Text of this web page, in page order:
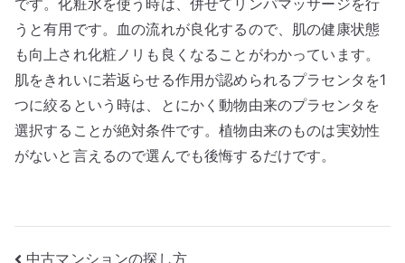
です。化粧水を使う時は、併せてリンパマッサージを行
うと有用です。血の流れが良化するので、肌の健康状態
も向上され化粧ノリも良くなることがわかっています。
肌をきれいに若返らせる作用が認められるプラセンタを1
つに絞るという時は、とにかく動物由来のプラセンタを
選択することが絶対条件です。植物由来のものは実効性
がないと言えるので選んでも後悔するだけです。
中古マンションの探し方